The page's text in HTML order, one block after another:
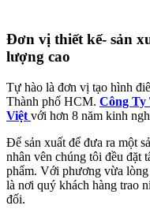
Đơn vị thiết kế- sản
lượng cao
Tự hào là đơn vị tạo hình
Thành phố HCM. Công
Việt với hơn 8 năm kinh
Để sản xuất để đưa ra một
nhân vên chúng tôi đều đặt
phẩm. Với phương vừa
là nơi quý khách hàng trao
đối.